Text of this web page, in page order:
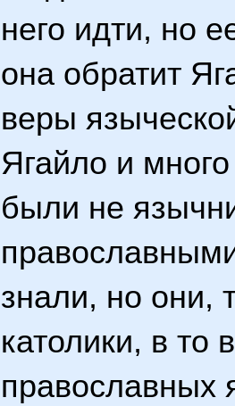
него идти, но
она обратит
веры
Ягайло и
были не
знали, но они,
католики, в то
православных